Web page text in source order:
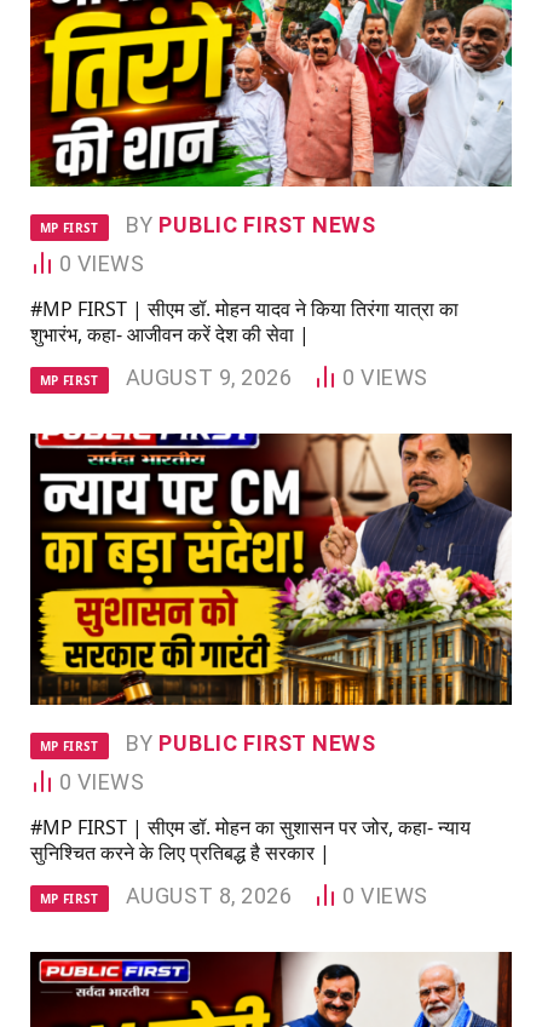
MP FIRST BY PUBLIC FIRST NEWS
0 VIEWS
#MP FIRST | सीएम डॉ. मोहन यादव ने किया तिरंगा यात्रा का
शुभारंभ, कहा- आजीवन करें देश की सेवा |
MP FIRST AUGUST 9, 2026 0VIEWS
MP FIRST BY PUBLIC FIRST NEWS
0 VIEWS
#MP FIRST | सीएम डॉ. मोहन का सुशासन पर जोर, कहा- न्याय
सुनिश्चित करने के लिए प्रतिबद्ध है सरकार |
MP FIRST AUGUST 8, 2026 0VIEWS